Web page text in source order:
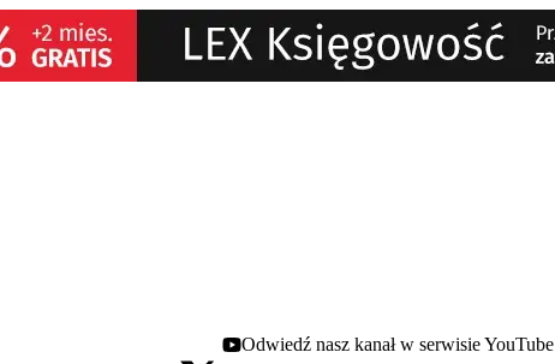
Youtube - otwiera się w nowej karcie
Odwiedź nasz kanał w serwisie YouTube